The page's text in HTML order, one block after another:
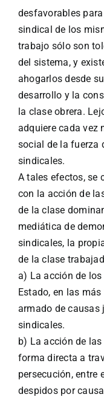
desfavorables
sindical de los
trabajo sólo son
del sistema, y
ahogarlos desde
desarrollo y la
la clase obrera.
adquiere cada vez
social de la fuerza
sindicales.
A tales efectos, se
con la acción de
de la clase
mediática de
sindicales, la
de la clase
a) La acción de
Estado, en las
armado de causas
sindicales.
b) La acción de las
forma directa a
persecución, entre
despidos por